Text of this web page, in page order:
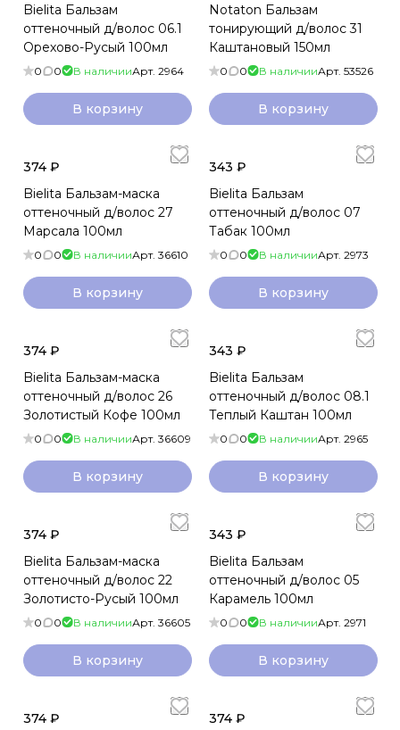
Bielita Бальзам
оттеночный д/волос 06.1
Орехово-Русый 100мл
0 0 В наличииАрт. 2964
В корзину
Notaton Бальзам
тонирующий д/волос 31
Каштановый 150мл
0 0 В наличииАрт. 53526
В корзину
374 ₽
Bielita Бальзам-маска
оттеночный д/волос 27
Марсала 100мл
0 0 В наличииАрт. 36610
В корзину
343 ₽
Bielita Бальзам
оттеночный д/волос 07
Табак 100мл
0 0 В наличииАрт. 2973
В корзину
374 ₽
Bielita Бальзам-маска
оттеночный д/волос 26
Золотистый Кофе 100мл
0 0 В наличииАрт. 36609
В корзину
343 ₽
Bielita Бальзам
оттеночный д/волос 08.1
Теплый Каштан 100мл
0 0 В наличииАрт. 2965
В корзину
374 ₽
Bielita Бальзам-маска
оттеночный д/волос 22
Золотисто-Русый 100мл
0 0 В наличииАрт. 36605
В корзину
343 ₽
Bielita Бальзам
оттеночный д/волос 05
Карамель 100мл
0 0 В наличииАрт. 2971
В корзину
374 ₽
374 ₽